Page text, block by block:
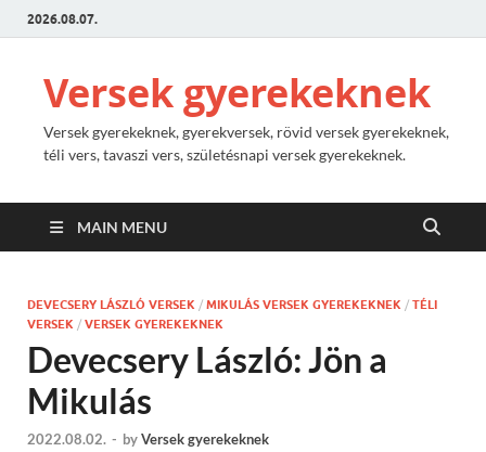
2026.08.07.
Versek gyerekeknek
Versek gyerekeknek, gyerekversek, rövid versek gyerekeknek,
téli vers, tavaszi vers, születésnapi versek gyerekeknek.
MAIN MENU
DEVECSERY LÁSZLÓ VERSEK / MIKULÁS VERSEK GYEREKEKNEK / TÉLI
VERSEK / VERSEK GYEREKEKNEK
Devecsery László: Jön a
Mikulás
2022.08.02. - byVersek gyerekeknek